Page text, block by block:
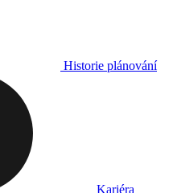
Historie plánování
Kariéra